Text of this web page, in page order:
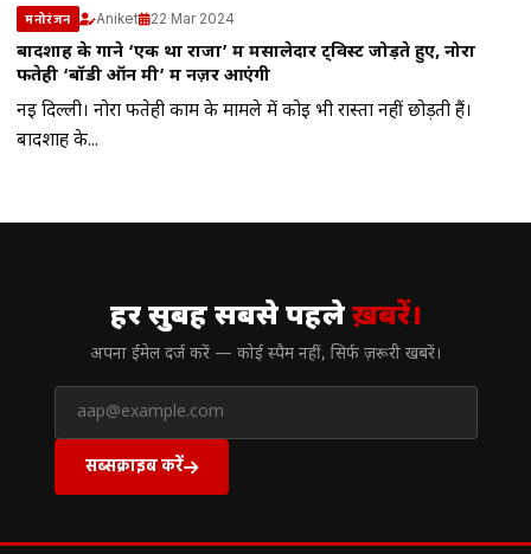
मनोरंजन Aniket 22 Mar 2024
बादशाह के गाने ‘एक था राजा’ में मसालेदार ट्विस्ट जोड़ते हुए, नोरा
फतेही ‘बॉडी ऑन मी’ में नज़र आएंगी
नई दिल्ली। नोरा फतेही काम के मामले में कोई भी रास्ता नहीं छोड़ती हैं।
बादशाह के...
हर सुबह सबसे पहलेख़बरें।
अपना ईमेल दर्ज करें — कोई स्पैम नहीं, सिर्फ ज़रूरी खबरें।
सब्सक्राइब करें